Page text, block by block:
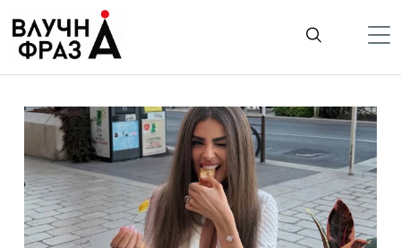
содержимому
Гроші
Життя
Лайфстайл
ТехноНаука